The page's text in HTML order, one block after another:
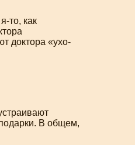
я-то, как
доктора «ухо-
В общем,